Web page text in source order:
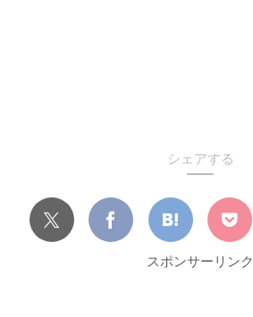
シェアする
スポンサーリンク